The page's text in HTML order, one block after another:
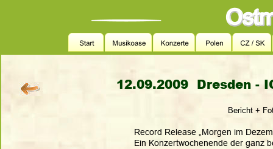
12.09.2009  Dresden -
Bericht +
Record Release „Morgen im
Ein Konzertwochenende der ganz